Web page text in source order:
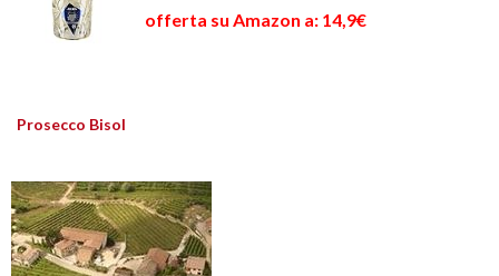
offerta su Amazon a: 14,9€
Prosecco Bisol